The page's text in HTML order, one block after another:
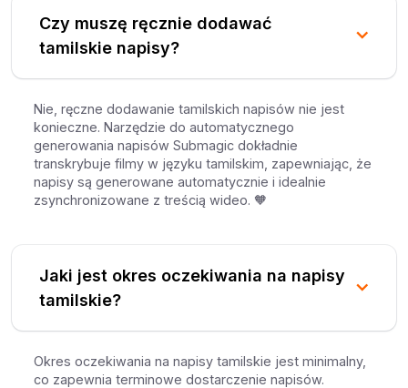
Czy muszę ręcznie dodawać
tamilskie napisy?
Nie, ręczne dodawanie tamilskich napisów nie jest
konieczne. Narzędzie do automatycznego
generowania napisów Submagic dokładnie
transkrybuje filmy w języku tamilskim, zapewniając, że
napisy są generowane automatycznie i idealnie
zsynchronizowane z treścią wideo. 🧡
Jaki jest okres oczekiwania na napisy
tamilskie?
Okres oczekiwania na napisy tamilskie jest minimalny,
co zapewnia terminowe dostarczenie napisów.